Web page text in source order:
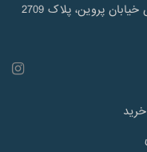
پروین، پلاک 2709